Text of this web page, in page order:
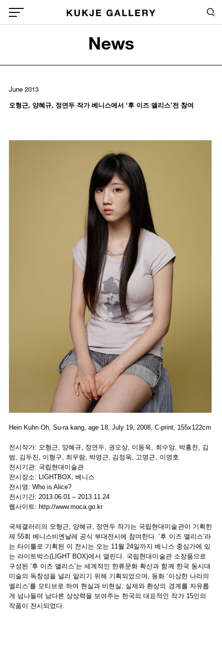
Skip to main content
Global Menu Open Button
News
June 2013
오형근, 양혜규, 정연두 작가 베니스에서 ‘후 이즈 앨리스’전 참여
Hein Kuhn Oh, Su-ra kang, age 18, July 19, 2008, C-print, 155x122cm
전시작가: 오형근, 양혜규, 정연두, 권오상, 이동욱, 최수앙, 박홍천, 김
범, 김두진, 이형구, 최우람, 박영근, 김정욱, 고명근, 이명호
전시기관: 국립현대미술관
전시장소: LIGHTBOX, 베니스
전시명: Who is Alice?
전시기간: 2013.06.01 – 2013.11.24
웹사이트: http://www.moca.go.kr
국제갤러리의 오형근, 양혜규, 정연두 작가는 국립현대미술관이 기획한
제 55회 베니스비엔날레 공식 부대전시에 참여한다. ‘후 이즈 앨리스’라
는 타이틀로 기획된 이 전시는 오는 11월 24일까지 베니스 중심가에 있
는 라이트박스(LIGHT BOX)에서 열린다. 국립현대미술관 소장품으로
구성된 ‘후 이즈 앨리스’는 세계적인 한류문화 확산과 함께 한국 동시대
미술의 독창성을 널리 알리기 위해 기획되었으며, 동화 ‘이상한 나라의
엘리스’를 모티브로 하여 현실과 비현실, 실제와 환상의 경계를 자유롭
게 넘나들며 남다른 상상력을 보여주는 한국의 대표적인 작가 15인의
작품이 전시되었다.